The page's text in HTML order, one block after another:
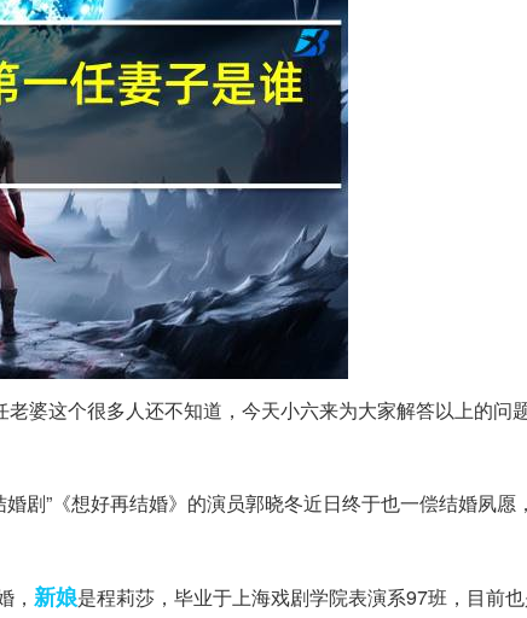
婆这个很多人还不知道，今天小六来为大家解答以上的问
剧”《想好再结婚》的演员郭晓冬近日终于也一偿结婚夙愿
， 新娘是程莉莎，毕业于上海戏剧学院表演系97班，目前